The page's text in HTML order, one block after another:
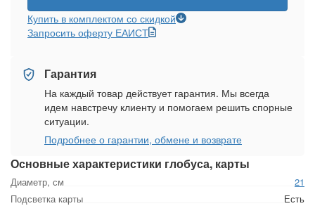
Основные характеристики глобуса, карты
Диаметр, см
21
Подсветка карты
Есть
Купить в комплектом со скидкой
Запросить оферту ЕАИСТ
Гарантия
На каждый товар действует гарантия. Мы всегда
идем навстречу клиенту и помогаем решить спорные
ситуации.
Подробнее о гарантии, обмене и возврате